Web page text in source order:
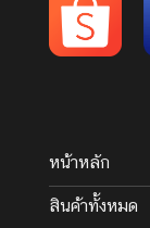
หน้าหลัก
สินค้าทั้งหมด